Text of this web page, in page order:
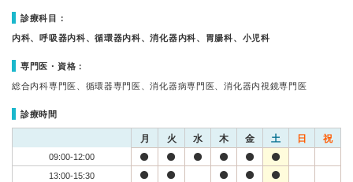
診療科目：
内科、呼吸器内科、循環器内科、消化器内科、胃腸科、小児科
専門医・資格：
総合内科専門医、循環器専門医、消化器病専門医、消化器内視鏡専門医
診療時間
月 火 水 木 金 土 日 祝
09:00-12:00
13:00-15:30